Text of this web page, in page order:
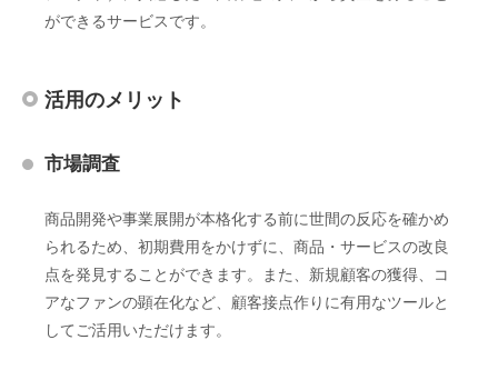
ができるサービスです。
活用のメリット
市場調査
商品開発や事業展開が本格化する前に世間の反応を確かめ
られるため、初期費用をかけずに、商品・サービスの改良
点を発見することができます。また、新規顧客の獲得、コ
アなファンの顕在化など、顧客接点作りに有用なツールと
してご活用いただけます。